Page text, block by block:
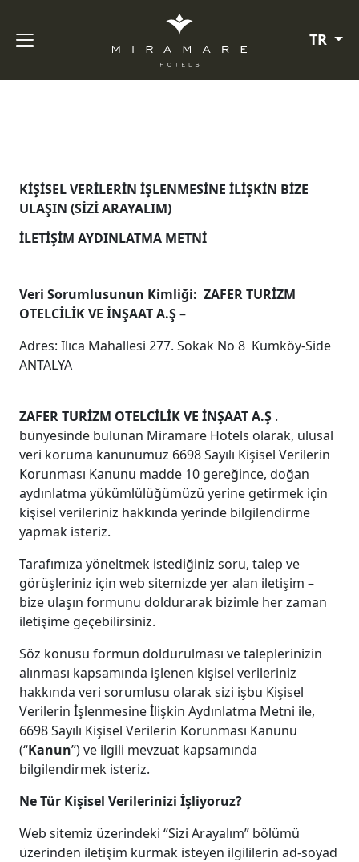
TR
KİŞİSEL VERİLERİN İŞLENMESİNE İLİŞKİN BİZE
ULAŞIN (SİZİ ARAYALIM)
İLETİŞİM AYDINLATMA METNİ
Veri Sorumlusunun Kimliği: ZAFER TURİZM
OTELCİLİK VE İNŞAAT A.Ş–
Adres: Ilıca Mahallesi 277. Sokak No 8 Kumköy-Side
ANTALYA
ZAFER TURİZM OTELCİLİK VE İNŞAAT A.Ş .
bünyesinde bulunan Miramare Hotels olarak, ulusal
veri koruma kanunumuz 6698 Sayılı Kişisel Verilerin
Korunması Kanunu madde 10 gereğince, doğan
aydınlatma yükümlülüğümüzü yerine getirmek için
kişisel verileriniz hakkında yerinde bilgilendirme
yapmak isteriz.
Tarafımıza yöneltmek istediğiniz soru, talep ve
görüşleriniz için web sitemizde yer alan iletişim –
bize ulaşın formunu doldurarak bizimle her zaman
iletişime geçebilirsiniz.
Söz konusu formun doldurulması ve taleplerinizin
alınması kapsamında işlenen kişisel verileriniz
hakkında veri sorumlusu olarak sizi işbu Kişisel
Verilerin İşlenmesine İlişkin Aydınlatma Metni ile,
6698 Sayılı Kişisel Verilerin Korunması Kanunu
(“Kanun”) ve ilgili mevzuat kapsamında
bilgilendirmek isteriz.
Ne Tür Kişisel Verilerinizi İşliyoruz?
Web sitemiz üzerindeki “Sizi Arayalım” bölümü
üzerinden iletişim kurmak isteyen ilgililerin ad-soyad